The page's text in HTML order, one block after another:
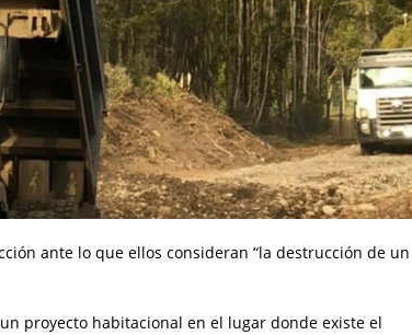
ante lo que ellos consideran “la destrucción de un
proyecto habitacional en el lugar donde existe el